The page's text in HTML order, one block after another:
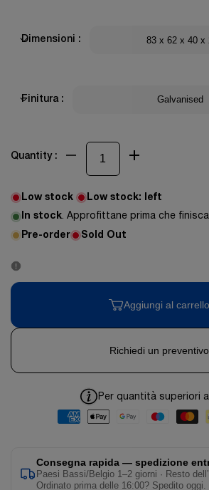
Dimensioni : 83 x 62 x 40 x
Finitura : Galvanised
Quantity :
Low stock Low stock: left
In stock. Approfittane prima che
Pre-order Sold Out
Aggiungi al carrello
Richiedi un preventivo
Per quantità superiori
Consegna rapida — spedizione
Paesi Bassi/Belgio 1–2 giorni · Resto
Ordinato prima delle 16:00? Spedito oggi.